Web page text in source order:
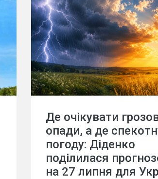
Де очікувати
опади, а де
погоду: Діденко
поділилася
на 27 липня для